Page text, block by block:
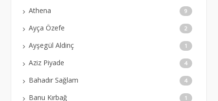
Athena 9
Ayça Özefe 2
Ayşegül Aldinç 1
Aziz Piyade 4
Bahadır Sağlam 4
Banu Kırbağ 1